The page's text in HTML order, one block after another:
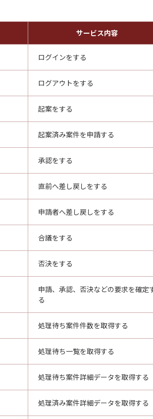
サービス内容
ログインをする
ログアウトをする
起案をする
起案済み案件を申請する
承認をする
直前へ差し戻しをする
申請者へ差し戻しをする
合議をする
否決をする
申請、承認、否決などの要求を確定
る
処理待ち案件件数を取得する
処理待ち一覧を取得する
処理待ち案件詳細データを取得する
処理済み案件詳細データを取得する